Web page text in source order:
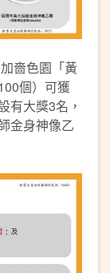
嗇色園「黃
個）可獲
有大獎3名，
金身神像乙